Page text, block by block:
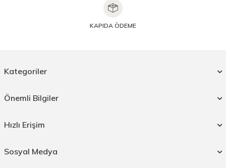
KAPIDA ÖDEME
Sosyal Medya
Kategoriler
Önemli Bilgiler
Hızlı Erişim